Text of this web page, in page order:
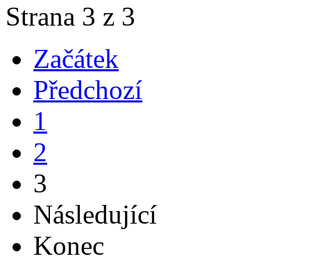
Strana 3 z 3
Začátek
Předchozí
1
2
3
Následující
Konec